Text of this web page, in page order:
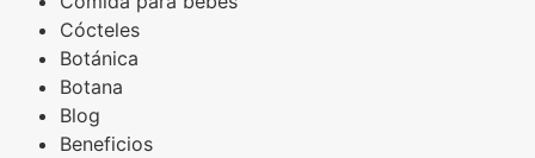
Cócteles
Botánica
Botana
Blog
Beneficios